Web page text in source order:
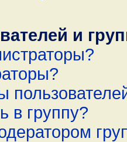
и
в группу?